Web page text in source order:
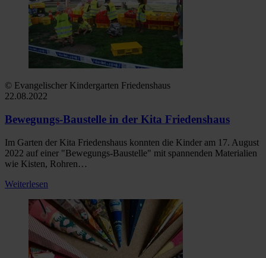
© Evangelischer Kindergarten Friedenshaus
22.08.2022
Bewegungs-Baustelle in der Kita Friedenshaus
Im Garten der Kita Friedenshaus konnten die Kinder am 17. August
2022 auf einer "Bewegungs-Baustelle" mit spannenden Materialien
wie Kisten, Rohren…
Weiterlesen